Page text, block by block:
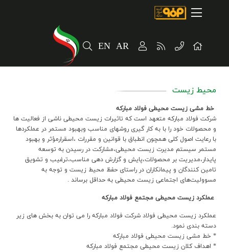
AR
EN
مسیر ماندگار
ارتباطات و توسعه برند سازمانی
مسئولیت های اجتماعی
پروژه های سرمایه گذاری
سهامداران
ارتباط با ما
محیط زیست
خط مشي زيست محيطي فولاد مباركه
شركت فولاد مباركه متعهد است كه تاثيرات زيست محيطي ناشي از فعاليت ها
و محصولات خود را با به كار گيري روشهاي مناسب وبهبود مستمر در عملكردها
با رعايت اصول كلي همچون انطباق با قوانين و مقررات ،اسقرارمؤثر و بهبود
مستمر سيستم مديرت زيست محيطي،مشاركت در رسيدن به توسعه
پايدار،مديريت بر محصولات،پايش و گزارش دهي مناسب،ترغيب و تشويق
تامين كنندگان و پيمانكاران در راستاي حفظ محيط زيست و توجه به
مسووليت‌هاي اجتماعي زيست محيطي به حداقل برساند .
عملکرد زيست محيطي مجتمع فولاد مبارکه
عملکرد زيست محيطي فولاد شرکت فولاد مبارکه را مي توان به بخش هاي زير
دسته بندي نمود.
* خط مشي زيست محيطي فولاد مباركه
* اهداف كلان زيست محيطي مجتمع فولاد مباركه